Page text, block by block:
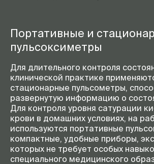
Портативные и
пульсоксиметры
Для длительного контроля
клинической практике
стационарные пульсометры,
развернутую информацию о
Для контроля уровня сатурации
крови в домашних условиях, на
используются портативные
компактные, удобные приборы,
которых не требует особых
специального медицинского